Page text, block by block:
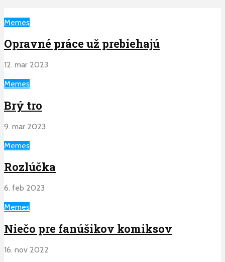
Memes
Opravné práce už prebiehajú
12. mar 2023
Memes
Brý tro
9. mar 2023
Memes
Rozlúčka
6. feb 2023
Memes
Niečo pre fanúšikov komiksov
16. nov 2022